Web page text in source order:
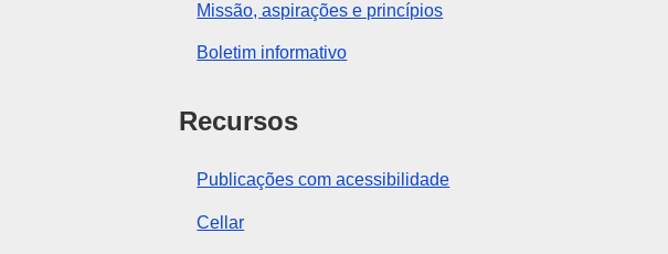
Missão, aspirações e princípios
Boletim informativo
Recursos
Publicações com acessibilidade
Cellar